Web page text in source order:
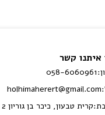
איתנו קשר
058-6060961
holhimaherert@gmail.com
קרית טבעון, כיכר בן גוריון 2